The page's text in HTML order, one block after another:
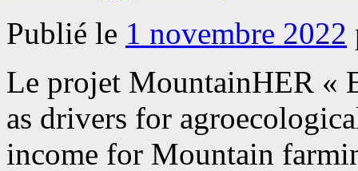
Publié le 1 novembre 2022
Le projet MountainHER «
as drivers for
income for Mountain